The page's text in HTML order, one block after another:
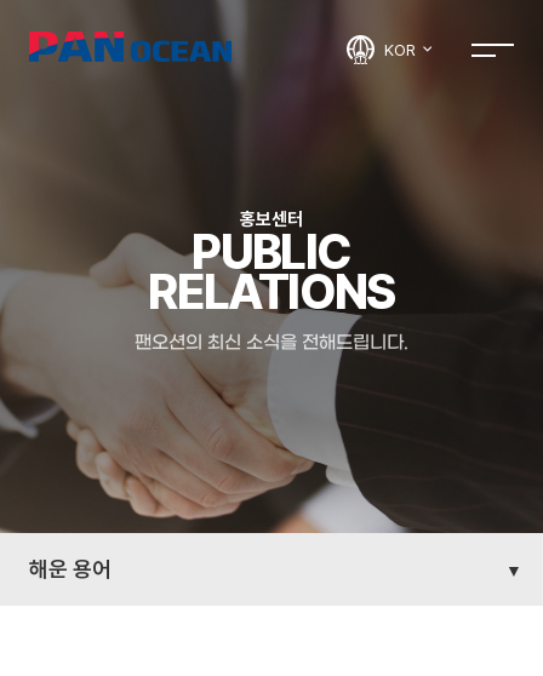
KOR
홍보센터
PUBLIC
RELATIONS
팬오션의 최신 소식을 전해드립니다.
해운 용어